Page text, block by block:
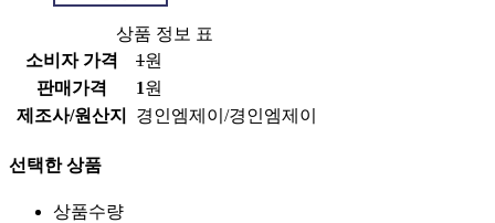
상품 정보 표
소비자 가격
1원
판매가격
1원
제조사/원산지
경인엠제이/경인엠제이
선택한 상품
상품수량